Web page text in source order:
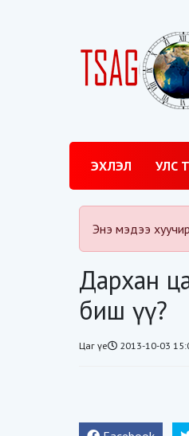
ЭХЛЭЛ УЛС
Энэ мэдээ
Дархан
биш үү?
Цаг үе 2013-10-03